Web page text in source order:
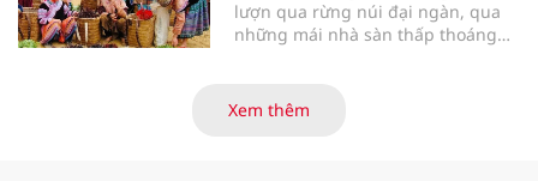
lượn qua rừng núi đại ngàn, qua
những mái nhà sàn thấp thoáng
một bức tranh sống động, mộc
mạc và đậm chất nhân văn. Ở nơi
Xem thêm